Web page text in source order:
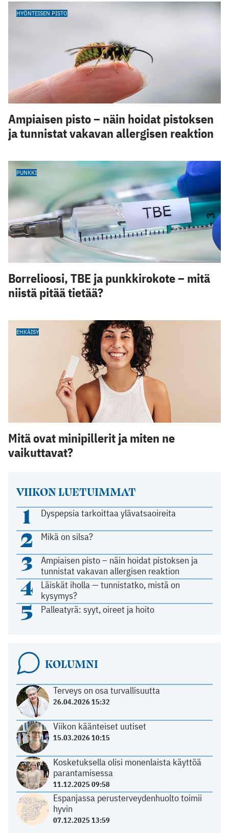
VIIKON LUETUIMMAT
1 Dyspepsia tarkoittaa ylävatsaoireita
2 Mikä on silsa?
3
Ampiaisen pisto – näin hoidat pistoksen ja
tunnistat vakavan allergisen reaktion
4
Läiskät iholla — tunnistatko, mistä on
kysymys?
5 Palleatyrä: syyt, oireet ja hoito
KOLUMNI
Terveys on osa turvallisuutta
26.04.2026 15:32
Viikon käänteiset uutiset
15.03.2026 10:15
Kosketuksella olisi monenlaista käyttöä
parantamisessa
11.12.2025 09:58
Espanjassa perusterveydenhuolto toimii
hyvin
07.12.2025 13:59
HYÖNTEISEN PISTO
Ampiaisen pisto – näin hoidat pistoksen
ja tunnistat vakavan allergisen reaktion
PUNKKI
Borrelioosi, TBE ja punkkirokote – mitä
niistä pitää tietää?
EHKÄISY
Mitä ovat minipillerit ja miten ne
vaikuttavat?